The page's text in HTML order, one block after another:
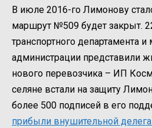
В июле 2016-го Лимонову
маршрут №509 будет закрыт.
транспортного департамента и
администрации представили
нового перевозчика – ИП
селяне встали на защиту
более 500 подписей в его
прибыли внушительной